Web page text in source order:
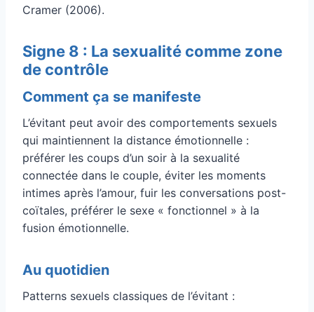
Cramer (2006).
Signe 8 : La sexualité comme zone
de contrôle
Comment ça se manifeste
L’évitant peut avoir des comportements sexuels
qui maintiennent la distance émotionnelle :
préférer les coups d’un soir à la sexualité
connectée dans le couple, éviter les moments
intimes après l’amour, fuir les conversations post-
coïtales, préférer le sexe « fonctionnel » à la
fusion émotionnelle.
Au quotidien
Patterns sexuels classiques de l’évitant :